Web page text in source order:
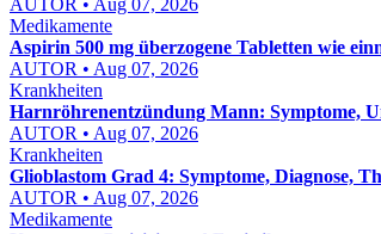
AUTOR • Aug 07, 2026
Medikamente
Aspirin 500 mg überzogene Tabletten wie
AUTOR • Aug 07, 2026
Krankheiten
Harnröhrenentzündung Mann: Symptome,
AUTOR • Aug 07, 2026
Krankheiten
Glioblastom Grad 4: Symptome, Diagnose,
AUTOR • Aug 07, 2026
Medikamente